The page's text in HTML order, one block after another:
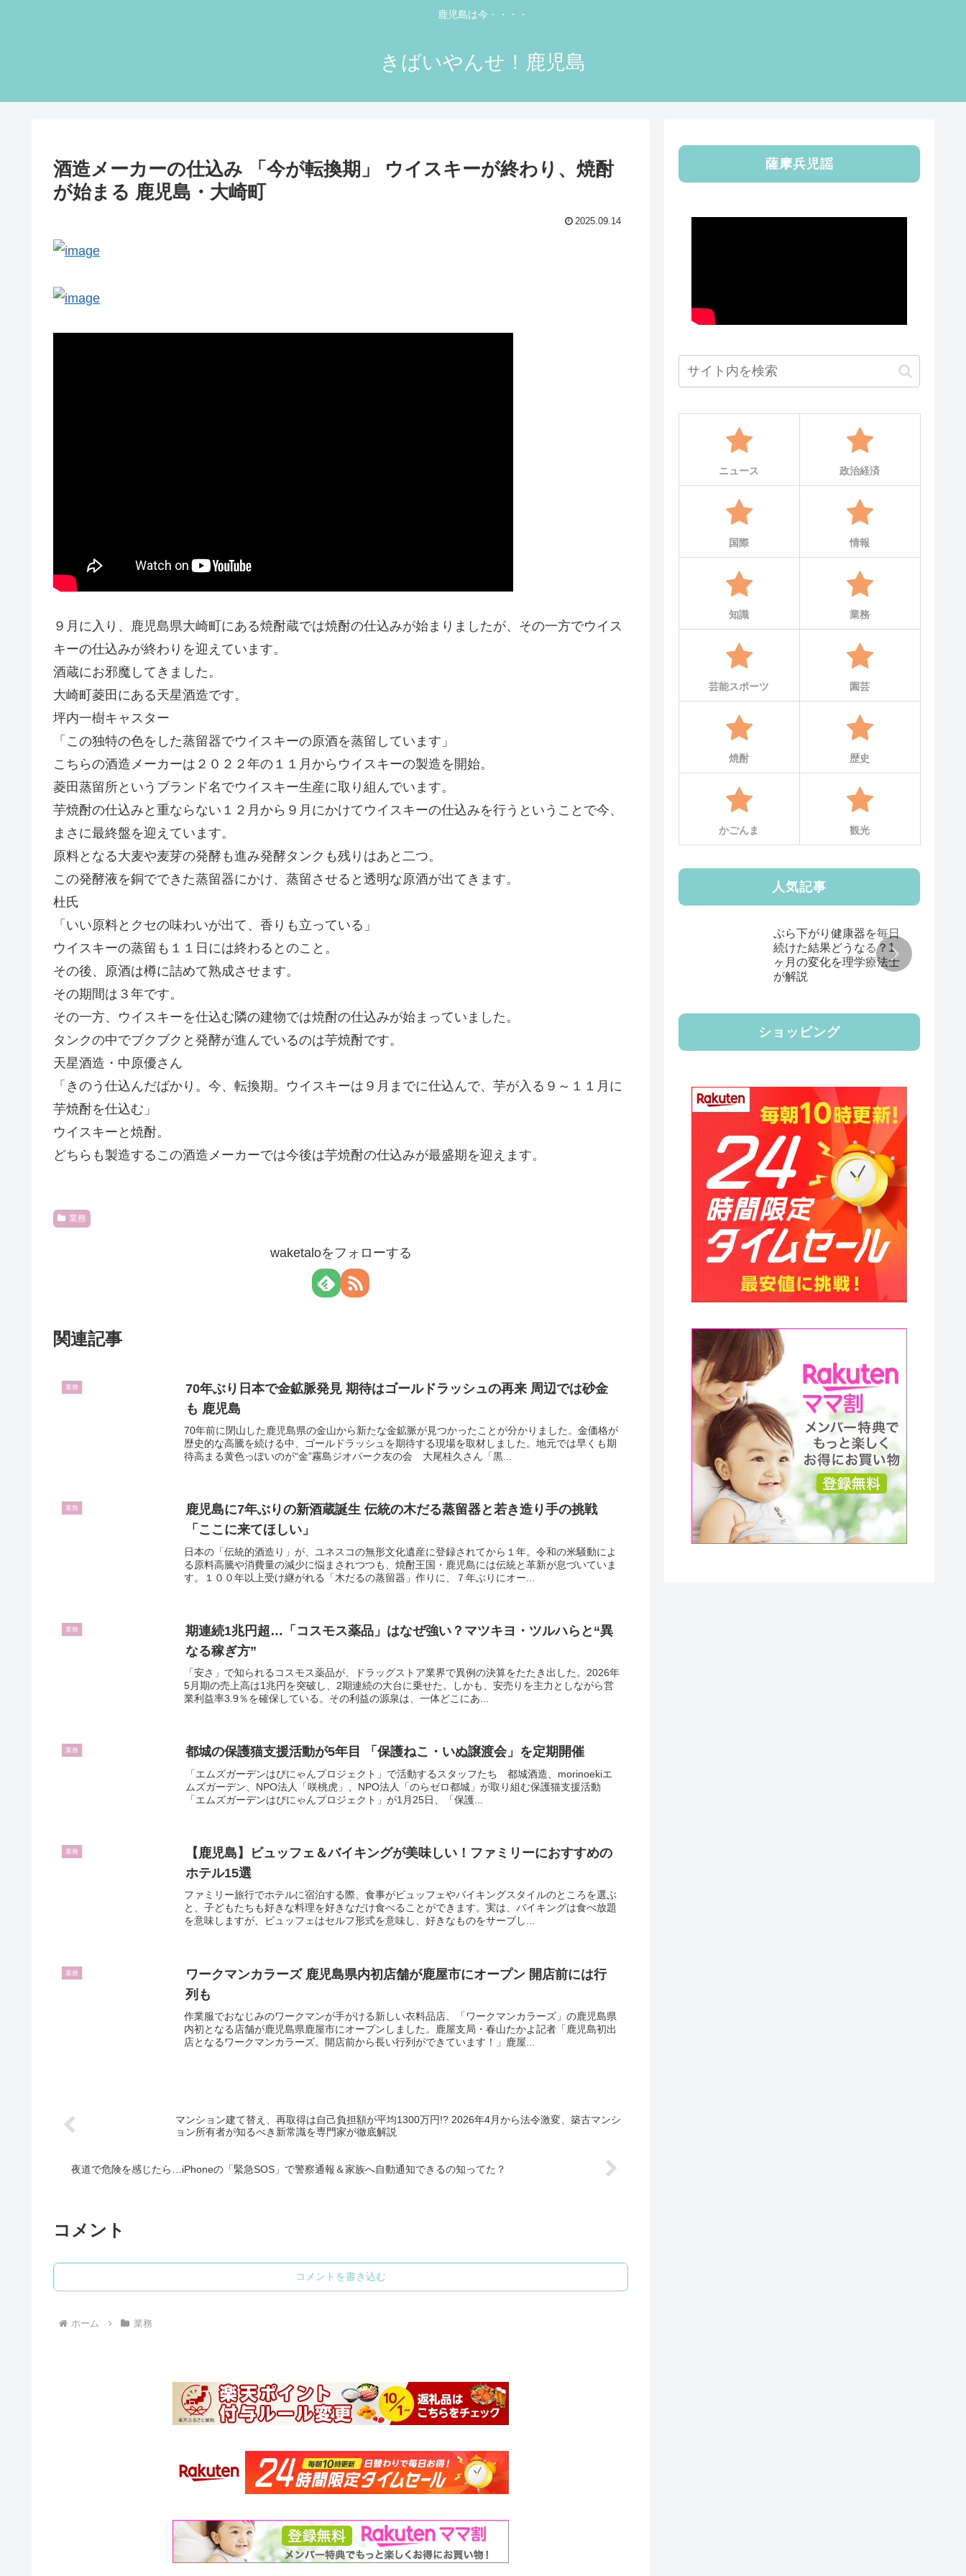
鹿児島は今・・・・
きばいやんせ！鹿児島
酒造メーカーの仕込み 「今が転換期」 ウイスキーが終わり、焼酎
が始まる 鹿児島・大崎町
2025.09.14
９月に入り、鹿児島県大崎町にある焼酎蔵では焼酎の仕込みが始まりましたが、その一方でウイス
キーの仕込みが終わりを迎えています。
酒蔵にお邪魔してきました。
大崎町菱田にある天星酒造です。
坪内一樹キャスター
「この独特の色をした蒸留器でウイスキーの原酒を蒸留しています」
こちらの酒造メーカーは２０２２年の１１月からウイスキーの製造を開始。
菱田蒸留所というブランド名でウイスキー生産に取り組んでいます。
芋焼酎の仕込みと重ならない１２月から９月にかけてウイスキーの仕込みを行うということで今、
まさに最終盤を迎えています。
原料となる大麦や麦芽の発酵も進み発酵タンクも残りはあと二つ。
この発酵液を銅でできた蒸留器にかけ、蒸留させると透明な原酒が出てきます。
杜氏
「いい原料とクセの味わいが出て、香りも立っている」
ウイスキーの蒸留も１１日には終わるとのこと。
その後、原酒は樽に詰めて熟成させます。
その期間は３年です。
その一方、ウイスキーを仕込む隣の建物では焼酎の仕込みが始まっていました。
タンクの中でブクブクと発酵が進んでいるのは芋焼酎です。
天星酒造・中原優さん
「きのう仕込んだばかり。今、転換期。ウイスキーは９月までに仕込んで、芋が入る９～１１月に
芋焼酎を仕込む」
ウイスキーと焼酎。
どちらも製造するこの酒造メーカーでは今後は芋焼酎の仕込みが最盛期を迎えます。
業務
waketaloをフォローする
関連記事
業務
70年ぶり日本で金鉱脈発見 期待はゴールドラッシュの再来 周辺では砂金
も 鹿児島
70年前に閉山した鹿児島県の金山から新たな金鉱脈が見つかったことが分かりました。金価格が
歴史的な高騰を続ける中、ゴールドラッシュを期待する現場を取材しました。地元では早くも期
待高まる黄色っぽいのが“金”霧島ジオパーク友の会 大尾桂久さん「黒...
業務
鹿児島に7年ぶりの新酒蔵誕生 伝統の木だる蒸留器と若き造り手の挑戦
「ここに来てほしい」
日本の「伝統的酒造り」が、ユネスコの無形文化遺産に登録されてから１年。令和の米騒動によ
る原料高騰や消費量の減少に悩まされつつも、焼酎王国・鹿児島には伝統と革新が息づいていま
す。１００年以上受け継がれる「木だるの蒸留器」作りに、７年ぶりにオー...
業務
期連続1兆円超…「コスモス薬品」はなぜ強い？マツキヨ・ツルハらと“異
なる稼ぎ方”
「安さ」で知られるコスモス薬品が、ドラッグストア業界で異例の決算をたたき出した。2026年
5月期の売上高は1兆円を突破し、2期連続の大台に乗せた。しかも、安売りを主力としながら営
業利益率3.9％を確保している。その利益の源泉は、一体どこにあ...
業務 都城の保護猫支援活動が5年目 「保護ねこ・いぬ譲渡会」を定期開催
「エムズガーデンはぴにゃんプロジェクト」で活動するスタッフたち 都城酒造、morinoekiエ
ムズガーデン、NPO法人「咲桃虎」、NPO法人「のらゼロ都城」が取り組む保護猫支援活動
「エムズガーデンはぴにゃんプロジェクト」が1月25日、「保護...
業務
【鹿児島】ビュッフェ＆バイキングが美味しい！ファミリーにおすすめの
ホテル15選
ファミリー旅行でホテルに宿泊する際、食事がビュッフェやバイキングスタイルのところを選ぶ
と、子どもたちも好きな料理を好きなだけ食べることができます。実は、バイキングは食べ放題
を意味しますが、ビュッフェはセルフ形式を意味し、好きなものをサーブし...
業務
ワークマンカラーズ 鹿児島県内初店舗が鹿屋市にオープン 開店前には行
列も
作業服でおなじみのワークマンが手がける新しい衣料品店、「ワークマンカラーズ」の鹿児島県
内初となる店舗が鹿児島県鹿屋市にオープンしました。鹿屋支局・春山たかよ記者「鹿児島初出
店となるワークマンカラーズ。開店前から長い行列ができています！」鹿屋...
マンション建て替え、再取得は自己負担額が平均1300万円!? 2026年4月から法令激変、築古マンシ
ョン所有者が知るべき新常識を専門家が徹底解説
夜道で危険を感じたら…iPhoneの「緊急SOS」で警察通報＆家族へ自動通知できるの知ってた？
コメント
コメントを書き込む
ホーム 業務
薩摩兵児謡
ニュース 政治経済
国際 情報
知識 業務
芸能スポーツ 園芸
焼酎 歴史
かごんま 観光
人気記事
ぶら下がり健康器を毎日
続けた結果どうなる？1
ヶ月の変化を理学療法士
が解説
ショッピング